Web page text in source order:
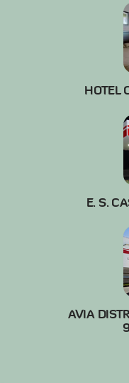
HOTEL
E. S.
AVIA